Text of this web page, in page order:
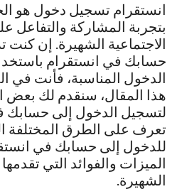
انستقرام تسجيل دخول هو
بتجربة المشاركة والتفاعل
الاجتماعية الشهيرة. إن
حسابك في انستقرام
الدخول المناسبة، فأنت في
هذا المقال، سنقدم لك بعض
لتسجيل الدخول إلى حسابك
تعرف على الطرق المختلفة
للدخول إلى حسابك في
الميزات والفوائد التي
الشهيرة.